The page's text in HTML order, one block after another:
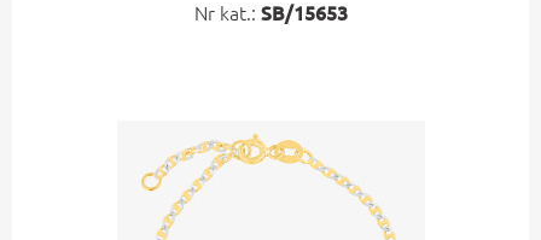
Nr kat.: SB/15653